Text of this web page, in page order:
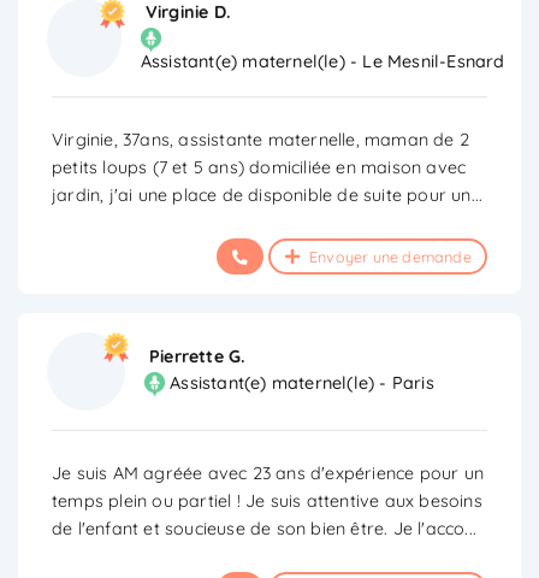
Virginie D.
Assistant(e) maternel(le) - Le Mesnil-Esnard
Virginie, 37ans, assistante maternelle, maman de 2
petits loups (7 et 5 ans) domiciliée en maison avec
jardin, j'ai une place de disponible de suite pour un...
Envoyer une demande
Pierrette G.
Assistant(e) maternel(le) - Paris
Je suis AM agréée avec 23 ans d'expérience pour un
temps plein ou partiel ! Je suis attentive aux besoins
de l'enfant et soucieuse de son bien être. Je l'acco...